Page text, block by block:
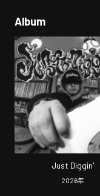
Album
Just Diggin'
2026年